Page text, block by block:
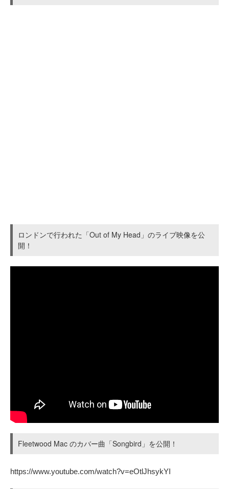
ロンドンで行われた「Out of My Head」のライブ映像を公
開！
Fleetwood Mac のカバー曲「Songbird」を公開！
https://www.youtube.com/watch?v=eOtlJhsykYI